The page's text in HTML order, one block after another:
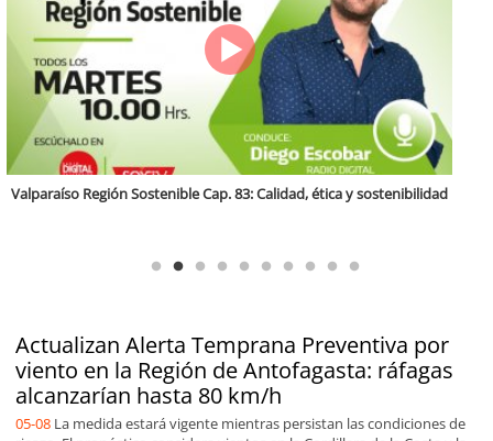
Actualizan Alerta Temprana Preventiva por
viento en la Región de Antofagasta: ráfagas
alcanzarían hasta 80 km/h
05-08 La medida estará vigente mientras persistan las condiciones de